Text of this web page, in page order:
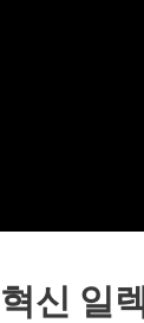
신 일